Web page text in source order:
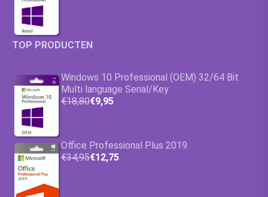
TOP PRODUCTEN
Windows 10 Professional (OEM) 32/64 Bit
Multi language Serial/Key
€18,80€9,95
Office Professional Plus 2019
€34,95€12,75